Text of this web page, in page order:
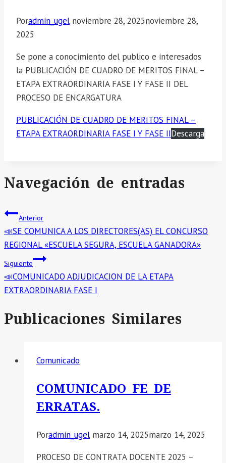
Poradmin_ugel noviembre 28, 2025noviembre 28,
2025
Se pone a conocimiento del publico e interesados
la PUBLICACIÓN DE CUADRO DE MERITOS FINAL –
ETAPA EXTRAORDINARIA FASE I Y FASE II DEL
PROCESO DE ENCARGATURA
PUBLICACIÓN DE CUADRO DE MERITOS FINAL –
ETAPA EXTRAORDINARIA FASE I Y FASE IIDescarga
Navegación de entradas
Anterior
📣SE COMUNICA A LOS DIRECTORES(AS) EL CONCURSO
REGIONAL «ESCUELA SEGURA, ESCUELA GANADORA»
Siguiente
📣COMUNICADO ADJUDICACION DE LA ETAPA
EXTRAORDINARIA FASE I
Publicaciones Similares
Comunicado
COMUNICADO FE DE
ERRATAS.
Poradmin_ugel marzo 14, 2025marzo 14, 2025
PROCESO DE CONTRATA DOCENTE 2025 –